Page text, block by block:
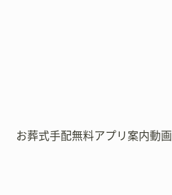
お葬式手配無料アプリ案内動画